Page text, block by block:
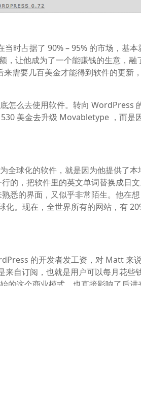
时占据了 90% – 95% 的市场，基本
，让他成为了一个能赚钱的生意，融
需要几百美金才能得到软件的更新
怎么去使用软件。转向 WordPress
美金去升级 Movabletype ，而是
全球化的软件，就是因为他提供了本
的，把软件里的英文单词替换成日
悉的界面，又似乎非常陌生。他在
。现在，全世界所有的网站，有
的开发者发工资，对 Matt 来
自订阅，也就是用户可以每月花些
的这个商业模式，也直接影响了后进